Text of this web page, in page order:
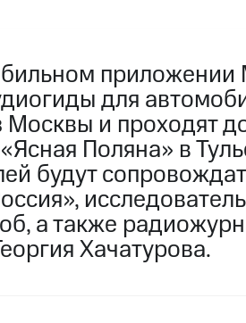
для
и проходят
Поляна» в
будут
а также
Хачатурова.